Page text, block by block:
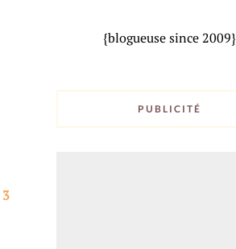
3
{blogueuse since 2009}
PUBLICITÉ